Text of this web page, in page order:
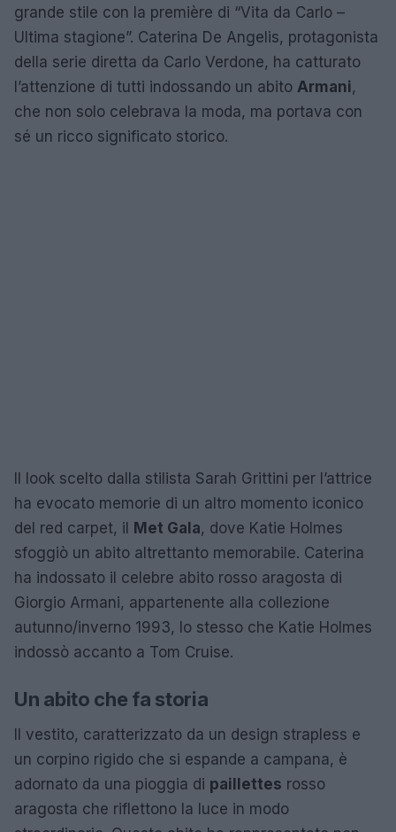
grande stile con la première di “Vita da Carlo –
Ultima stagione”. Caterina De Angelis, protagonista
della serie diretta da Carlo Verdone, ha catturato
l’attenzione di tutti indossando un abito Armani,
che non solo celebrava la moda, ma portava con
sé un ricco significato storico.
Il look scelto dalla stilista Sarah Grittini per l’attrice
ha evocato memorie di un altro momento iconico
del red carpet, il Met Gala, dove Katie Holmes
sfoggiò un abito altrettanto memorabile. Caterina
ha indossato il celebre abito rosso aragosta di
Giorgio Armani, appartenente alla collezione
autunno/inverno 1993, lo stesso che Katie Holmes
indossò accanto a Tom Cruise.
Un abito che fa storia
Il vestito, caratterizzato da un design strapless e
un corpino rigido che si espande a campana, è
adornato da una pioggia di paillettes rosso
aragosta che riflettono la luce in modo